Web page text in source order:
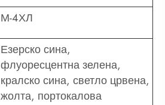
М-4ХЛ
Езерско сина,
флуоресцентна зелена,
кралско сина, светло црвена,
жолта, портокалова